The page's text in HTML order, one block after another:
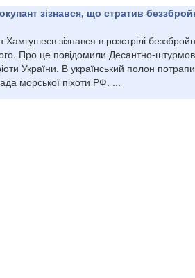
зізнався, що стратив
зізнався в розстрілі
Про це повідомили Десантно-
України. В український полон
морської піхоти РФ. ...